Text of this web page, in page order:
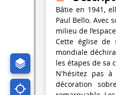
Bâtie en 1941,
Paul Bello. Avec
milieu de
Cette église de
mondiale
les étapes de sa
N'hésitez pas
décoration